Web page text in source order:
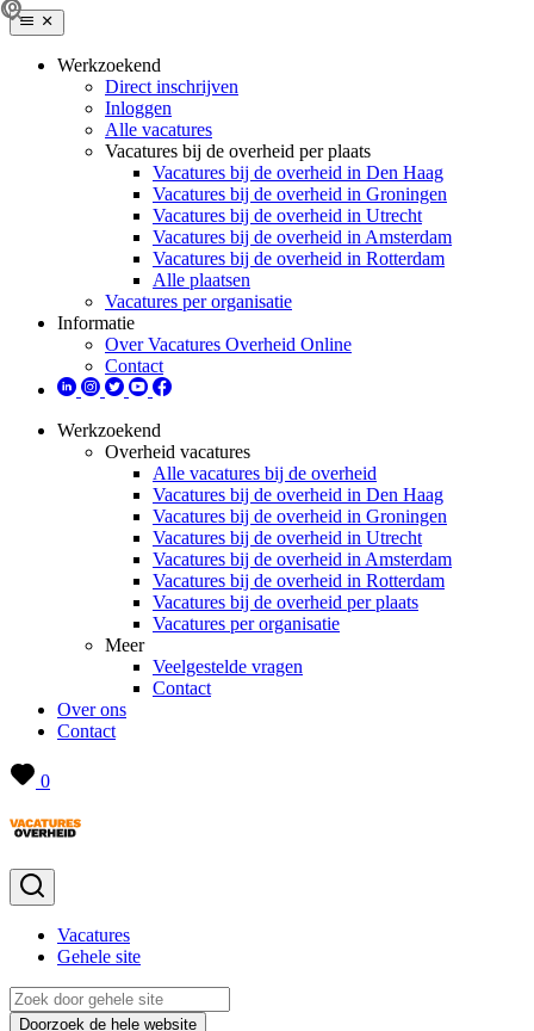
Werkzoekend
Direct inschrijven
Inloggen
Alle vacatures
Vacatures bij de overheid per plaats
Vacatures bij de overheid in Den Haag
Vacatures bij de overheid in Groningen
Vacatures bij de overheid in Utrecht
Vacatures bij de overheid in Amsterdam
Vacatures bij de overheid in Rotterdam
Alle plaatsen
Vacatures per organisatie
Informatie
Over Vacatures Overheid Online
Contact
Werkzoekend
Overheid vacatures
Alle vacatures bij de overheid
Vacatures bij de overheid in Den Haag
Vacatures bij de overheid in Groningen
Vacatures bij de overheid in Utrecht
Vacatures bij de overheid in Amsterdam
Vacatures bij de overheid in Rotterdam
Vacatures bij de overheid per plaats
Vacatures per organisatie
Meer
Veelgestelde vragen
Contact
Over ons
Contact
0
Vacatures
Gehele site